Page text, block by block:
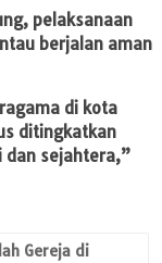
pelaksanaan
berjalan aman
di kota
ditingkatkan
dan sejahtera,”
Gereja di